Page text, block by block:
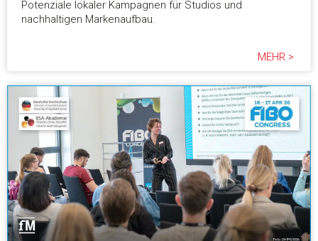
Potenziale lokaler Kampagnen für Studios und
nachhaltigen Markenaufbau.
MEHR >